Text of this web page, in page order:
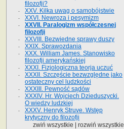
filozofji?
XXV. Kilka uwag o samobójstwie
XXVI. Newroza i pesymizm
XXVII. Paralogizm współczesnej
filozofji
XXVIII. Bezwiedne sprawy duszy
XXIX. Sprawozdania
XXX. William James. Stanowisko
filozofji amerykańskiej
XXXI. Fizjologiczna teorja uczuć
XXXII. Szczęście bezwzględne jako
ostateczny cel ludzkości
XXXIII. Pewność sądów
XXXIV. Hr. Wojciech Dzieduszycki.
O wiedzy ludzkiej
XXXV. Henryk Struve. Wstęp
krytyczny do filozofji
zwiń wszystkie
rozwiń wszystkie